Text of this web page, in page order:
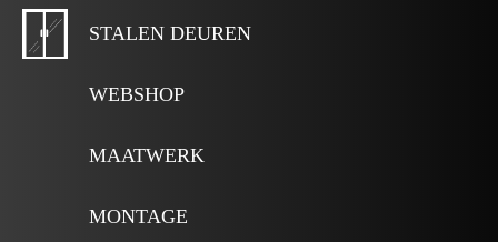
STALEN DEUREN
WEBSHOP
MAATWERK
MONTAGE